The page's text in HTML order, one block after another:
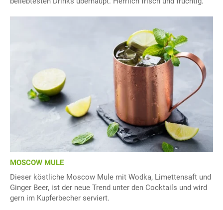
MOSCOW MULE
Dieser köstliche Moscow Mule mit Wodka, Limettensaft und
Ginger Beer, ist der neue Trend unter den Cocktails und wird
gern im Kupferbecher serviert.